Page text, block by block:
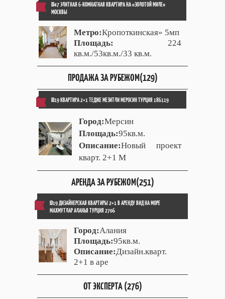
ID47 ЭЛИТНАЯ 6-КОМНАТНАЯ КВАРТИРА НА «ЗОЛОТОЙ МИЛЕ»
МОСКВЫ
Метро:Кропоткинская» 5мп
Площадь:
224
кв.м./53кв.м./33 кв.м.
ПРОДАЖА ЗА РУБЕЖОМ(129)
ID19 КВАРТИРА 2+1 ТЕДЖЕ МЕЗИТЛИ МЕРОСИН ТУРЦИЯ 186119
Город:Мерсин
Площадь:95кв.м.
Описание:Новый проект
кварт. 2+1 М
АРЕНДА ЗА РУБЕЖОМ(251)
ID19 ДИЗАЙНЕРСКАЯ КВАРТИРЫ 2+1 В АРЕНДУ ВИД НА МОРЕ
МАХМУТЛАР АЛАНЬЯ ТУРЦИЯ 2706
Город:Алания
Площадь:95кв.м.
Описание:Дизайн.кварт.
2+1 в аре
ОТ ЭКСПЕРТА (276)